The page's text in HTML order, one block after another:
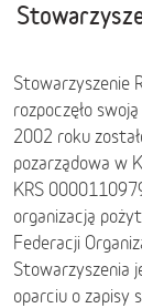
Stowarzyszenie
rozpoczęło
2002 roku
pozarządowa w
KRS
organizacją
Federacji
Stowarzyszenia
oparciu o zapisy